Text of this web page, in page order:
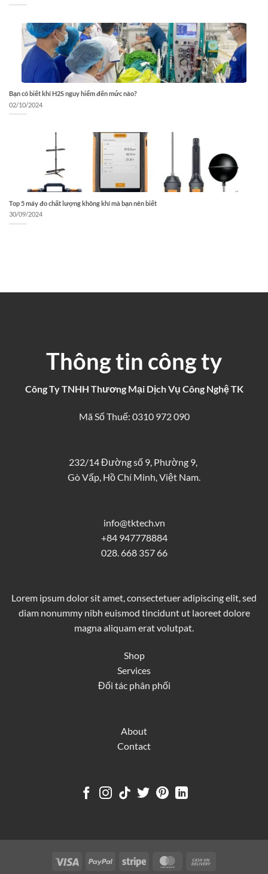
Bạn có biết khí H2S nguy hiểm đến mức nào?
02/10/2024
Top 5 máy đo chất lượng không khí mà bạn nên biết
30/09/2024
Thông tin công ty
Công Ty TNHH Thương Mại Dịch Vụ Công Nghệ TK
Mã Số Thuế: 0310 972 090
232/14 Đường số 9, Phường 9,
Gò Vấp, Hồ Chí Minh, Việt Nam.
info@tktech.vn
+84 947778884
028. 668 357 66
Lorem ipsum dolor sit amet, consectetuer adipiscing elit, sed
diam nonummy nibh euismod tincidunt ut laoreet dolore
magna aliquam erat volutpat.
Shop
Services
Đối tác phân phối
About
Contact
Visa PayPal Stripe MasterCard